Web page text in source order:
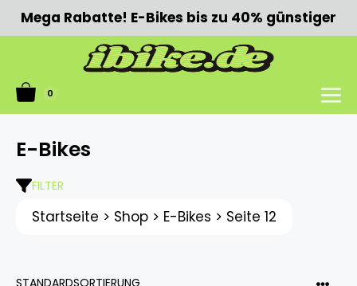
Zum
Inhalt
Mega Rabatte! E-Bikes bis zu 40% günstiger
0
Menü
E-Bikes
FILTER
Startseite > Shop > E-Bikes > Seite 12